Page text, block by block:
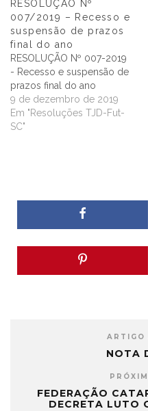
RESOLUÇÃO Nº
007/2019 – Recesso e
suspensão de prazos
final do ano
RESOLUÇÃO Nº 007-2019
- Recesso e suspensão de
prazos final do ano
9 de dezembro de 2019
Em "Resoluções TJD-Fut-
SC"
ARTIGO
NOTA
FEDERAÇÃO
DECRETA LUTO